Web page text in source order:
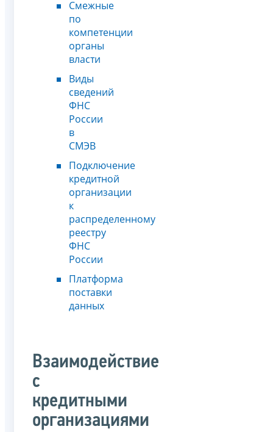
Смежные
по
компетенции
органы
власти
Виды
сведений
ФНС
России
в
СМЭВ
Подключение
кредитной
организации
к
распределенному
реестру
ФНС
России
Платформа
поставки
данных
Взаимодействие
с
кредитными
организациями